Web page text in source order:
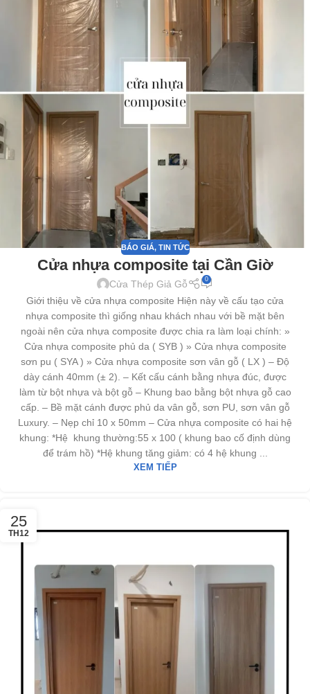
BÁO GIÁ, TIN TỨC
Cửa nhựa composite tại Cần Giờ
Cửa Thép Giả Gỗ 0
Giới thiệu về cửa nhựa composite Hiện này về cấu tạo cửa
nhựa composite thì giống nhau khách nhau với bề mặt bên
ngoài nên cửa nhựa composite được chia ra làm loại chính: »
Cửa nhựa composite phủ da ( SYB ) » Cửa nhựa composite
sơn pu ( SYA ) » Cửa nhựa composite sơn vân gỗ ( LX ) – Độ
dày cánh 40mm (± 2). – Kết cấu cánh bằng nhựa đúc, được
làm từ bột nhựa và bột gỗ – Khung bao bằng bột nhựa gỗ cao
cấp. – Bề mặt cánh được phủ da vân gỗ, sơn PU, sơn vân gỗ
Luxury. – Nẹp chỉ 10 x 50mm – Cửa nhựa composite có hai hệ
khung: *Hệ khung thường:55 x 100 ( khung bao cố định dùng
để trám hồ) *Hệ khung tăng giảm: có 4 hệ khung ...
XEM TIẾP
25
TH12